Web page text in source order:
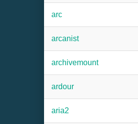
arc
arcanist
archivemount
ardour
aria2